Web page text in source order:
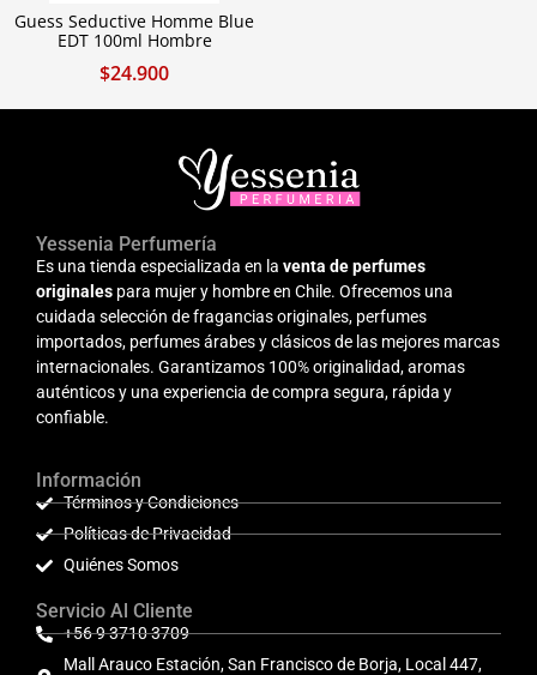
Guess Seductive Homme Blue
EDT 100ml Hombre
$24.900
Yessenia Perfumería
Es una tienda especializada en la venta de perfumes
originales para mujer y hombre en Chile. Ofrecemos una
cuidada selección de fragancias originales, perfumes
importados, perfumes árabes y clásicos de las mejores marcas
internacionales. Garantizamos 100% originalidad, aromas
auténticos y una experiencia de compra segura, rápida y
confiable.
Información
Términos y Condiciones
Políticas de Privacidad
Quiénes Somos
Servicio Al Cliente
+56 9 3710 3709
Mall Arauco Estación, San Francisco de Borja, Local 447,